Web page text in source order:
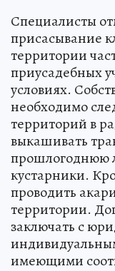
Специалисты
присасывание
территории
приусадебных
условиях.
необходимо
территорий в
выкашивать
прошлогоднюю
кустарники.
проводить
территории.
заключать с
имеющими